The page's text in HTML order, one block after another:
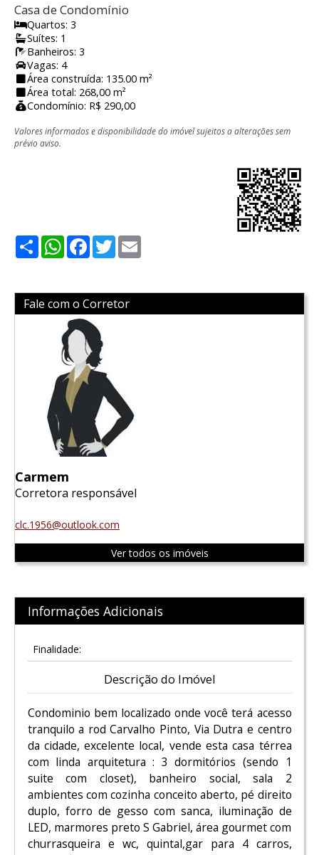
Casa de Condomínio
Quartos: 3
Suítes: 1
Banheiros: 3
Vagas: 4
Área construída: 135.00 m²
Área total: 268,00 m²
Condomínio: R$ 290,00
Valores informados e disponibilidade do imóvel sujeitos a alterações sem
prévio aviso.
ShareWhatsApp
Facebook
Twitter
Fale com o Corretor
Carmem
Corretora responsável
clc.1956@outlook.com
Ver todos os imóveis
Informações Adicionais
Finalidade:
Descrição do Imóvel
Condominio bem localizado onde você terá acesso
tranquilo a rod Carvalho Pinto, Via Dutra e centro
da cidade, excelente local, vende esta casa térrea
com linda arquitetura : 3 dormitórios (sendo 1
suite com closet), banheiro social, sala 2
ambientes com cozinha conceito aberto, pé direito
duplo, forro de gesso com sanca, iluminação de
LED, marmores preto S Gabriel, área gourmet com
churrasqueira e wc, quintal,gar para 4 carros,